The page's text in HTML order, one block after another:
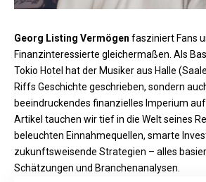
Georg Listing Vermögen fasziniert Fans
Finanzinteressierte gleichermaßen. Als
Tokio Hotel hat der Musiker aus Halle
Riffs Geschichte geschrieben, sondern
beeindruckendes finanzielles Imperium
Artikel tauchen wir tief in die Welt seines
beleuchten Einnahmequellen, smarte
zukunftsweisende Strategien – alles
Schätzungen und Branchenanalysen.